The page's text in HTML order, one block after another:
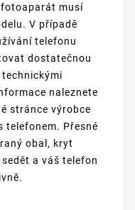
musí
V případě
telefonu
dostatečnou
naleznete
stránce výrobce
telefonem. Přesné
obal, kryt
a váš telefon